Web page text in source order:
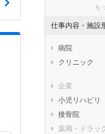
石川県
静岡県
兵庫県
鳥取県
広島県
も
仕事内容・施設
病院
クリニック
企業
小児リハビリ
接骨院
薬局・ドラッ